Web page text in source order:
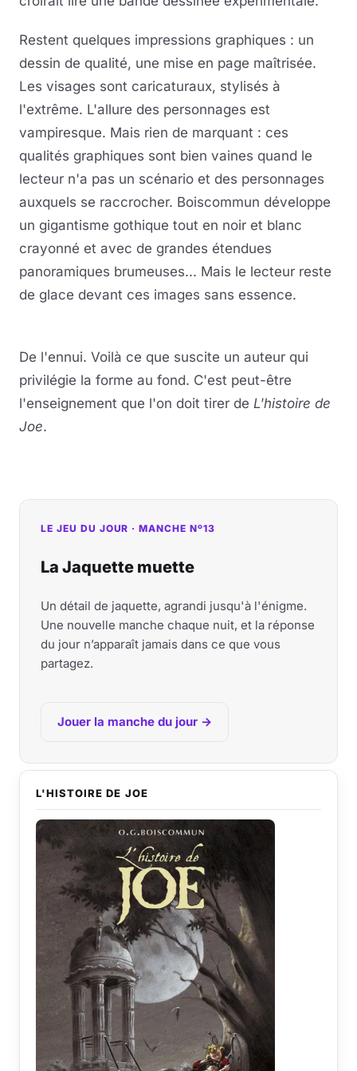
Restent quelques impressions graphiques : un
dessin de qualité, une mise en page maîtrisée.
Les visages sont caricaturaux, stylisés à
l'extrême. L'allure des personnages est
vampiresque. Mais rien de marquant : ces
qualités graphiques sont bien vaines quand le
lecteur n'a pas un scénario et des personnages
auxquels se raccrocher. Boiscommun développe
un gigantisme gothique tout en noir et blanc
crayonné et avec de grandes étendues
panoramiques brumeuses... Mais le lecteur reste
de glace devant ces images sans essence.
De l'ennui. Voilà ce que suscite un auteur qui
privilégie la forme au fond. C'est peut-être
l'enseignement que l'on doit tirer de L'histoire de
Joe.
LE JEU DU JOUR · MANCHE Nº13
La Jaquette muette
Un détail de jaquette, agrandi jusqu'à l'énigme.
Une nouvelle manche chaque nuit, et la réponse
du jour n’apparaît jamais dans ce que vous
partagez.
Jouer la manche du jour →
L'HISTOIRE DE JOE